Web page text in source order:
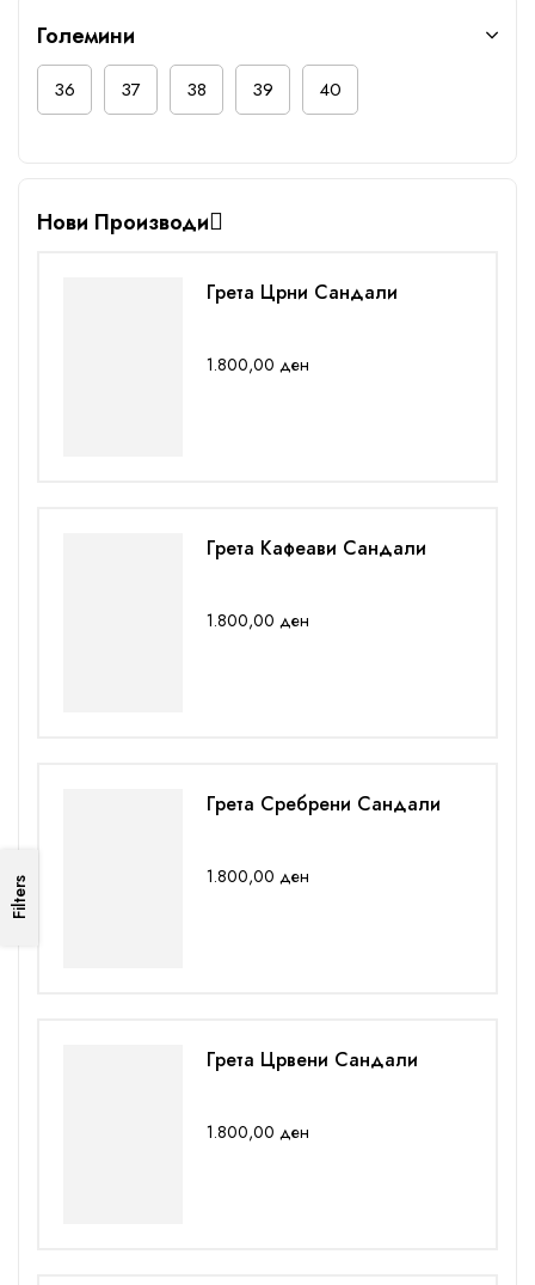
Големини
36 37 38 39 40
Нови Производи
Грета Црни Сандали
1.800,00 ден
Грета Кафеави Сандали
1.800,00 ден
Грета Сребрени Сандали
1.800,00 ден
Грета Црвени Сандали
1.800,00 ден
Filters